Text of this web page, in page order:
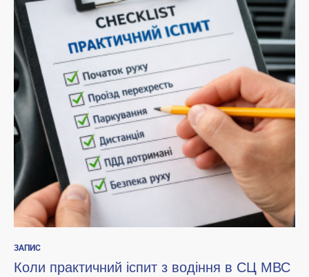
ЗАПИС
Коли практичний іспит з водіння в СЦ МВС